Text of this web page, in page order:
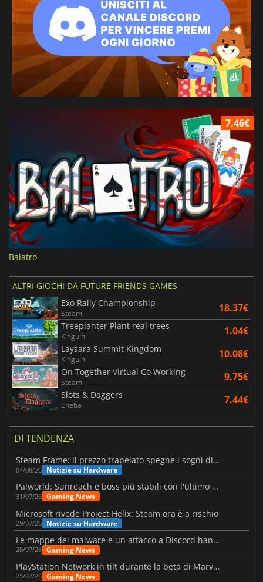
7.46€
Balatro
ALTRI GIOCHI DA FUTURE FRIENDS GAMES
Exo Rally Championship
Steam 18.37€
Treeplanter Plant real trees
Kinguin 1.04€
Laysara Summit Kingdom
Kinguin 10.08€
On Together Virtual Co Working
Steam 9.75€
Slots & Daggers
Eneba 7.44€
DI TENDENZA
Steam Frame: il prezzo trapelato spegne i sogni di un VR economico
04/08/26 Notizie su Hardware
Palworld: Sunreach e boss più stabili con l'ultimo update
31/07/26 Gaming News
Microsoft rivede Project Helix: Steam ora è a rischio
29/07/26 Notizie su Hardware
Le mappe dei malware e un attacco a Discord hanno colpito Meccha Chameleon
28/07/26 Gaming News
PlayStation Network in tilt durante la beta di Marvel Tōkon
25/07/26 Gaming News